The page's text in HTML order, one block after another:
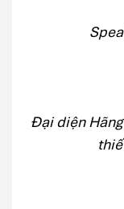
Đại diện